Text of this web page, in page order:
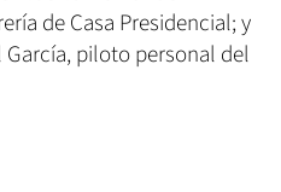
de Casa Presidencial; y
piloto personal del